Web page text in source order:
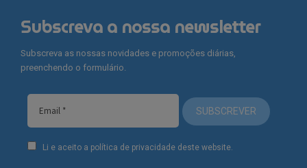
Subscreva a nossa newsletter
Subscreva as nossas novidades e promoções diárias,
preenchendo o formulário.
SUBSCREVER
Li e aceito a política de privacidade deste website.